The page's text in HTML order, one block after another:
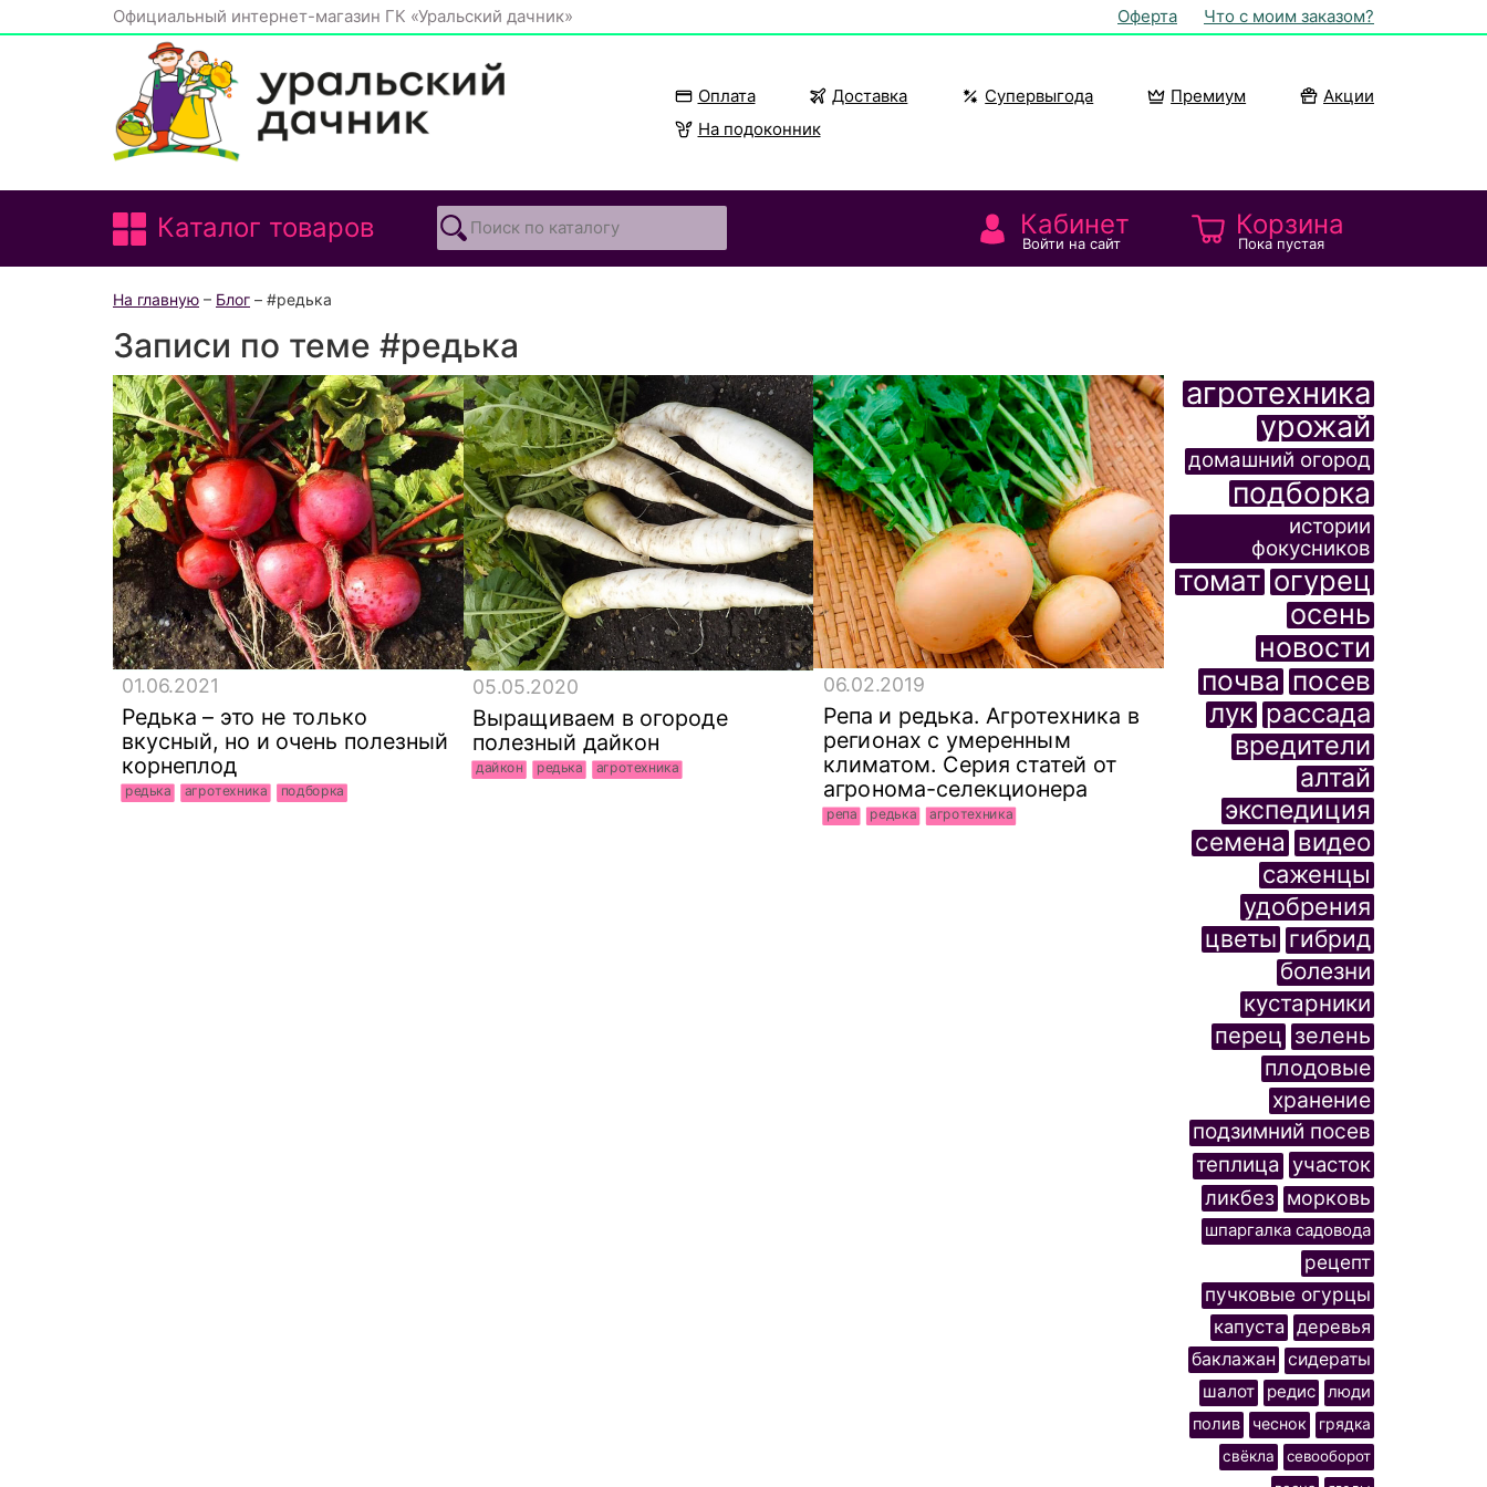
Официальный интернет-магазин ГК «Уральский дачник» Оферта Что с моим заказом?
Оплата Доставка Супервыгода Премиум
Акции
На подоконник
Каталог товаров Кабинет
Войти на сайт
Корзина
Пока пустая
На главную – Блог – #редька
Записи по теме #редька
01.06.2021
Редька – это не только
вкусный, но и очень полезный
корнеплод
редька агротехника подборка
05.05.2020
Выращиваем в огороде
полезный дайкон
дайкон редька агротехника
06.02.2019
Репа и редька. Агротехника в
регионах с умеренным
климатом. Серия статей от
агронома-селекционера
репа редька агротехника
агротехника
урожай
домашний огород
подборка
истории
фокусников
томат огурец
осень
новости
почва посев
лук рассада
вредители
алтай
экспедиция
семена видео
саженцы
удобрения
цветы гибрид
болезни
кустарники
перец зелень
плодовые
хранение
подзимний посев
теплица участок
ликбез морковь
шпаргалка садовода
рецепт
пучковые огурцы
капуста деревья
баклажан
сидераты
шалот
редис
люди
полив
чеснок грядка
свёкла
севооборот